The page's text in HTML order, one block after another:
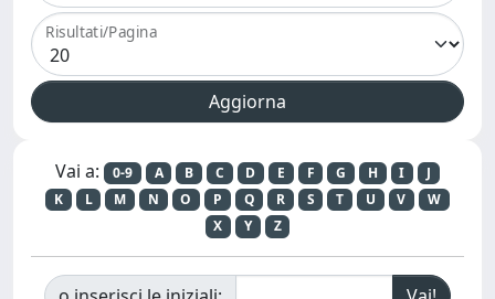
Risultati/Pagina
Vai a: 0-9 A B C D E F G H I
J
K
L M N O P Q R S T U V
W
X
Y Z